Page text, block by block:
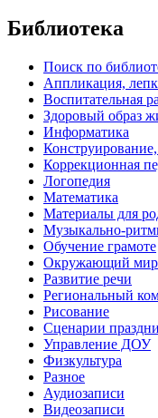
Библиотека
Поиск по
Аппликация,
Воспитательная
Здоровый образ
Информатика
Коррекционная
Логопедия
Математика
Материалы для
Музыкально-
Обучение грамоте
Окружающий мир
Развитие речи
Региональный
Рисование
Сценарии
Управление ДОУ
Физкультура
Разное
Аудиозаписи
Видеозаписи